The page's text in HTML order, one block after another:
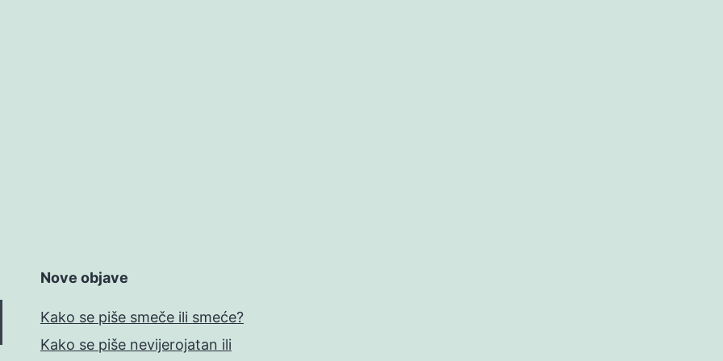
Nove objave
Kako se piše smeče ili smeće?
Kako se piše nevijerojatan ili